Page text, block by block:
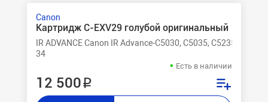
Canon
Картридж C-EXV29 голубой оригинальный
IR ADVANCE Canon IR Advance-C5030, C5035, C5235, C5240
34
Есть в наличии
12 500 ₽